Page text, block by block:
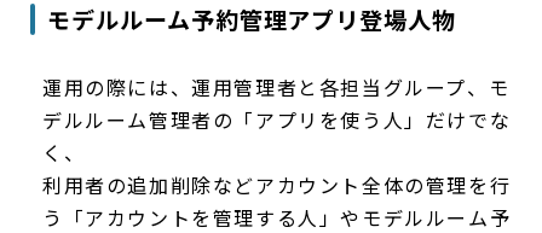
モデルルーム予約管理アプリ登場人物
運用の際には、運用管理者と各担当グループ、モ
デルルーム管理者の「アプリを使う人」だけでな
く、
利用者の追加削除などアカウント全体の管理を行
う「アカウントを管理する人」やモデルルーム予